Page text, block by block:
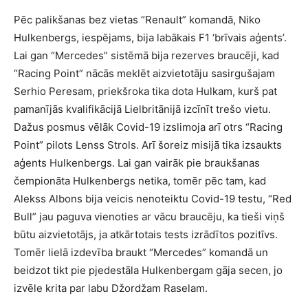
Pēc palikšanas bez vietas “Renault” komandā, Niko
Hulkenbergs, iespējams, bija labākais F1 ‘brīvais aģents’.
Lai gan “Mercedes” sistēmā bija rezerves braucēji, kad
“Racing Point” nācās meklēt aizvietotāju sasirgušajam
Serhio Peresam, priekšroka tika dota Hulkam, kurš pat
pamanījās kvalifikācijā Lielbritānijā izcīnīt trešo vietu.
Dažus posmus vēlāk Covid-19 izslimoja arī otrs “Racing
Point” pilots Lenss Strols. Arī šoreiz misijā tika izsaukts
aģents Hulkenbergs. Lai gan vairāk pie braukšanas
čempionāta Hulkenbergs netika, tomēr pēc tam, kad
Alekss Albons bija veicis nenoteiktu Covid-19 testu, “Red
Bull” jau paguva vienoties ar vācu braucēju, ka tieši viņš
būtu aizvietotājs, ja atkārtotais tests izrādītos pozitīvs.
Tomēr lielā izdevība braukt “Mercedes” komandā un
beidzot tikt pie pjedestāla Hulkenbergam gāja secen, jo
izvēle krita par labu Džordžam Raselam.